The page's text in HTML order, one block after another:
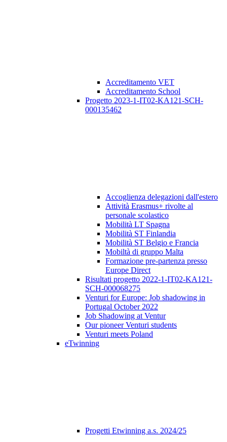
Accreditamento VET
Accreditamento School
Progetto 2023-1-IT02-KA121-SCH-
000135462
Accoglienza delegazioni dall'estero
Attività Erasmus+ rivolte al
personale scolastico
Mobilità LT Spagna
Mobilità ST Finlandia
Mobilità ST Belgio e Francia
Mobiltà di gruppo Malta
Formazione pre-partenza presso
Europe Direct
Risultati progetto 2022-1-IT02-KA121-
SCH-000068275
Venturi for Europe: Job shadowing in
Portugal October 2022
Job Shadowing at Ventur
Our pioneer Venturi students
Venturi meets Poland
eTwinning
Progetti Etwinning a.s. 2024/25